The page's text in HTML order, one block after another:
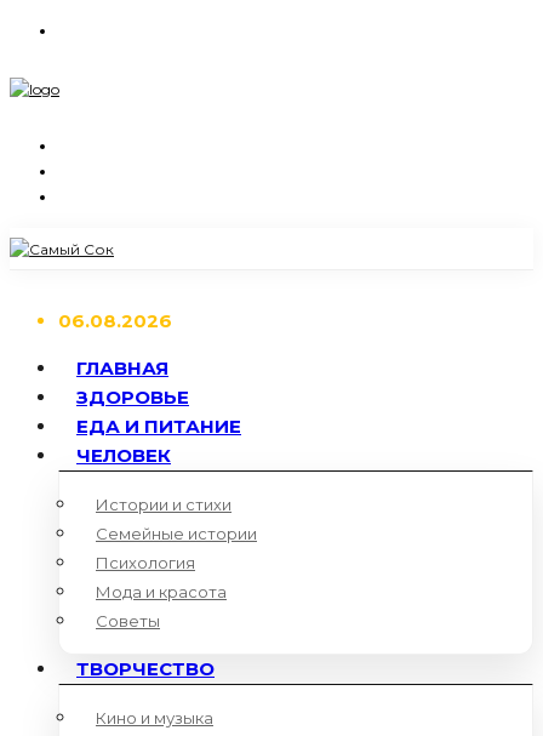
06.08.2026
ГЛАВНАЯ
ЗДОРОВЬЕ
ЕДА И ПИТАНИЕ
ЧЕЛОВЕК
Истории и стихи
Семейные истории
Психология
Мода и красота
Советы
ТВОРЧЕСТВО
Кино и музыка